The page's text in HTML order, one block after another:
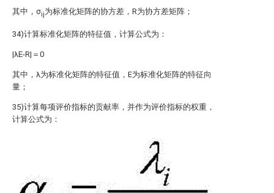
其中，σij为标准化矩阵的协方差，R为协方差矩阵；
34)计算标准化矩阵的特征值，计算公式为：
|λE-R|＝0
其中，λ为标准化矩阵的特征值，E为标准化矩阵的特征向
量；
35)计算每项评价指标的贡献率，并作为评价指标的权重，
计算公式为：